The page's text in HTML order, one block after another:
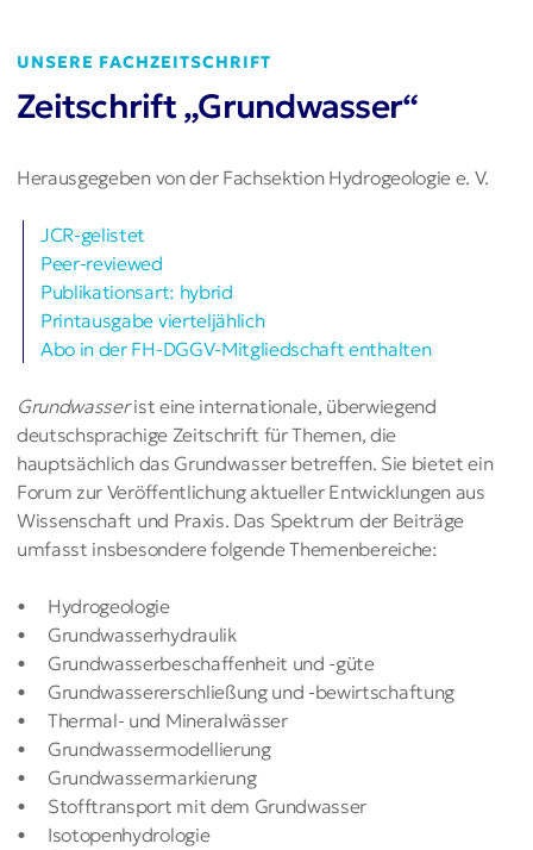
UNSERE FACHZEITSCHRIFT
Zeitschrift „Grundwasser“
Herausgegeben von der Fachsektion Hydrogeologie e. V.
JCR-gelistet
Peer-reviewed
Publikationsart: hybrid
Printausgabe vierteljählich
Abo in der FH-DGGV-Mitgliedschaft enthalten
Grundwasserist eine internationale, überwiegend
deutschsprachige Zeitschrift für Themen, die
hauptsächlich das Grundwasser betreffen. Sie bietet ein
Forum zur Veröffentlichung aktueller Entwicklungen aus
Wissenschaft und Praxis. Das Spektrum der Beiträge
umfasst insbesondere folgende Themenbereiche:
Hydrogeologie
Grundwasserhydraulik
Grundwasserbeschaffenheit und -güte
Grundwassererschließung und -bewirtschaftung
Thermal- und Mineralwässer
Grundwassermodellierung
Grundwassermarkierung
Stofftransport mit dem Grundwasser
Isotopenhydrologie